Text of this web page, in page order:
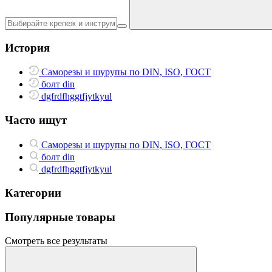
История
Саморезы и шурупы по DIN, ISO, ГОСТ
болт din
dgfrdfhggtfjytkyul
Часто ищут
Саморезы и шурупы по DIN, ISO, ГОСТ
болт din
dgfrdfhggtfjytkyul
Категории
Популярные товары
Смотреть все результаты